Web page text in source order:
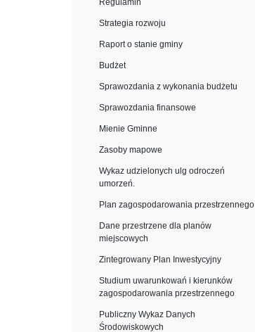
Regulamin
Strategia rozwoju
Raport o stanie gminy
Budżet
Sprawozdania z wykonania budżetu
Sprawozdania finansowe
Mienie Gminne
Zasoby mapowe
Wykaz udzielonych ulg odroczeń
umorzeń.
Plan zagospodarowania przestrzennego
Dane przestrzene dla planów
miejscowych
Zintegrowany Plan Inwestycyjny
Studium uwarunkowań i kierunków
zagospodarowania przestrzennego
Publiczny Wykaz Danych
Środowiskowych